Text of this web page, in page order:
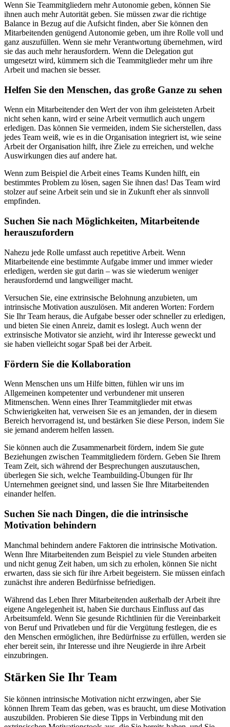
Wenn Sie Teammitgliedern mehr Autonomie geben, können Sie
ihnen auch mehr Autorität geben. Sie müssen zwar die richtige
Balance in Bezug auf die Aufsicht finden, aber Sie können den
Mitarbeitenden genügend Autonomie geben, um ihre Rolle voll und
ganz auszufüllen. Wenn sie mehr Verantwortung übernehmen, wird
sie das auch mehr herausfordern. Wenn die Delegation gut
umgesetzt wird, kümmern sich die Teammitglieder mehr um ihre
Arbeit und machen sie besser.
Helfen Sie den Menschen, das große Ganze zu sehen
Wenn ein Mitarbeitender den Wert der von ihm geleisteten Arbeit
nicht sehen kann, wird er seine Arbeit vermutlich auch ungern
erledigen. Das können Sie vermeiden, indem Sie sicherstellen, dass
jedes Team weiß, wie es in die Organisation integriert ist, wie seine
Arbeit der Organisation hilft, ihre Ziele zu erreichen, und welche
Auswirkungen dies auf andere hat.
Wenn zum Beispiel die Arbeit eines Teams Kunden hilft, ein
bestimmtes Problem zu lösen, sagen Sie ihnen das! Das Team wird
stolzer auf seine Arbeit sein und sie in Zukunft eher als sinnvoll
empfinden.
Suchen Sie nach Möglichkeiten, Mitarbeitende
herauszufordern
Nahezu jede Rolle umfasst auch repetitive Arbeit. Wenn
Mitarbeitende eine bestimmte Aufgabe immer und immer wieder
erledigen, werden sie gut darin – was sie wiederum weniger
herausfordernd und langweiliger macht.
Versuchen Sie, eine extrinsische Belohnung anzubieten, um
intrinsische Motivation auszulösen. Mit anderen Worten: Fordern
Sie Ihr Team heraus, die Aufgabe besser oder schneller zu erledigen,
und bieten Sie einen Anreiz, damit es loslegt. Auch wenn der
extrinsische Motivator sie anzieht, wird ihr Interesse geweckt und
sie haben vielleicht sogar Spaß bei der Arbeit.
Fördern Sie die Kollaboration
Wenn Menschen uns um Hilfe bitten, fühlen wir uns im
Allgemeinen kompetenter und verbundener mit unseren
Mitmenschen. Wenn eines Ihrer Teammitglieder mit etwas
Schwierigkeiten hat, verweisen Sie es an jemanden, der in diesem
Bereich hervorragend ist, und bestärken Sie diese Person, indem Sie
sie jemand anderem helfen lassen.
Sie können auch die Zusammenarbeit fördern, indem Sie gute
Beziehungen zwischen Teammitgliedern fördern. Geben Sie Ihrem
Team Zeit, sich während der Besprechungen auszutauschen,
überlegen Sie sich, welche Teambuilding-Übungen für Ihr
Unternehmen geeignet sind, und lassen Sie Ihre Mitarbeitenden
einander helfen.
Suchen Sie nach Dingen, die die intrinsische
Motivation behindern
Manchmal behindern andere Faktoren die intrinsische Motivation.
Wenn Ihre Mitarbeitenden zum Beispiel zu viele Stunden arbeiten
und nicht genug Zeit haben, um sich zu erholen, können Sie nicht
erwarten, dass sie sich für ihre Arbeit begeistern. Sie müssen einfach
zunächst ihre anderen Bedürfnisse befriedigen.
Während das Leben Ihrer Mitarbeitenden außerhalb der Arbeit ihre
eigene Angelegenheit ist, haben Sie durchaus Einfluss auf das
Arbeitsumfeld. Wenn Sie gesunde Richtlinien für die Vereinbarkeit
von Beruf und Privatleben und für die Vergütung festlegen, die es
den Menschen ermöglichen, ihre Bedürfnisse zu erfüllen, werden sie
eher bereit sein, ihr Interesse und ihre Neugierde in ihre Arbeit
einzubringen.
Stärken Sie Ihr Team
Sie können intrinsische Motivation nicht erzwingen, aber Sie
können Ihrem Team das geben, was es braucht, um diese Motivation
auszubilden. Probieren Sie diese Tipps in Verbindung mit den